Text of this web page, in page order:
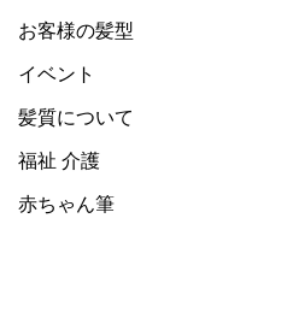
お客様の髪型
イベント
髪質について
福祉 介護
赤ちゃん筆